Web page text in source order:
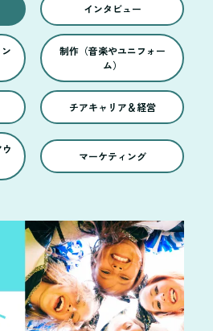
インタビュー
制作（音楽やユニフォー
ム）
チアキャリア＆経営
マーケティング